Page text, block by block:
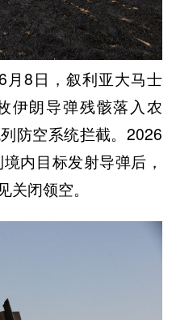
月8日，叙利亚大马士
伊朗导弹残骸落入农
防空系统拦截。2026
内目标发射导弹后，
闭领空。